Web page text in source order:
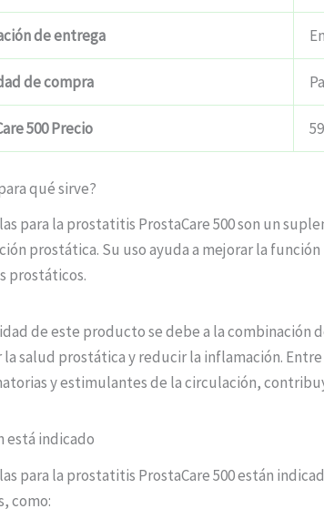
de entrega
de compra
500 Precio
qué sirve?
para la prostatitis ProstaCare 500 son un
prostática. Su uso ayuda a mejorar la
prostáticos.
de este producto se debe a la
salud prostática y reducir la inflamación.
y estimulantes de la circulación,
está indicado
para la prostatitis ProstaCare 500 están
como: